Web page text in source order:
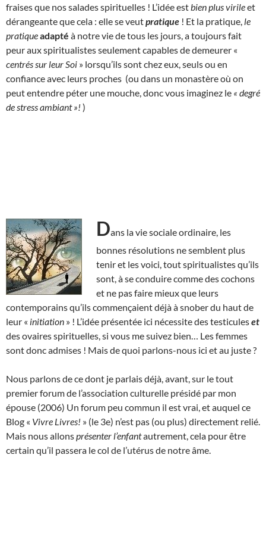
fraises que nos salades spirituelles ! L’idée est bien plus virileet
dérangeante que cela : elle se veutpratique ! Et la pratique, le
pratiqueadapté à notre vie de tous les jours, a toujours fait
peur aux spiritualistes seulement capables de demeurer «
centrés sur leur Soi » lorsqu’ils sont chez eux, seuls ou en
confiance avec leurs proches (ou dans un monastère où on
peut entendre péter une mouche, donc vous imaginez le « degré
de stress ambiant »! )
Dans la vie sociale ordinaire, les
bonnes résolutions ne semblent plus
tenir et les voici, tout spiritualistes qu’ils
sont, à se conduire comme des cochons
et ne pas faire mieux que leurs
contemporains qu’ils commençaient déjà à snober du haut de
leur « initiation » ! L’idée présentée ici nécessite des testiculeset
des ovaires spirituelles, si vous me suivez bien… Les femmes
sont donc admises ! Mais de quoi parlons-nous ici et au juste ?
Nous parlons de ce dont je parlais déjà, avant, sur le tout
premier forum de l’association culturelle présidé par mon
épouse (2006) Un forum peu commun il est vrai, et auquel ce
Blog « Vivre Livres! » (le 3e) n’est pas (ou plus) directement relié.
Mais nous allonsprésenter l’enfantautrement, cela pour être
certain qu’il passera le col de l’utérus de notre âme.